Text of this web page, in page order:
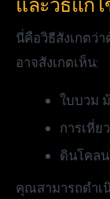
และวิธีแก้ไ
นี่คือวิธีสังเกตว่
อาจสังเกตเห็น:
ใบบวม
การเหี่ย
ดินโคลน
คุณสามารถดำเ